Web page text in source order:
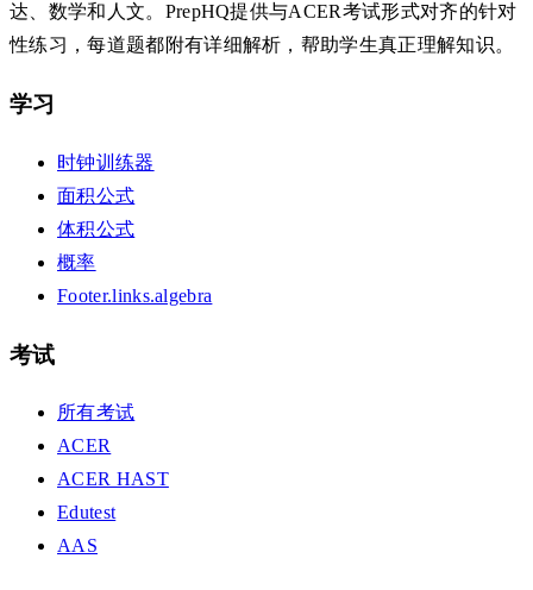
达、数学和人文。PrepHQ提供与ACER考试形式对齐的针对
性练习，每道题都附有详细解析，帮助学生真正理解知识。
学习
时钟训练器
面积公式
体积公式
概率
Footer.links.algebra
考试
所有考试
ACER
ACER HAST
Edutest
AAS